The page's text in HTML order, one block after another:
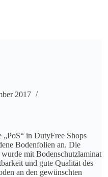
2017
„PoS“ in DutyFree Shops
Bodenfolien an. Die
mit Bodenschutzlaminat
und gute Qualität des
an den gewünschten